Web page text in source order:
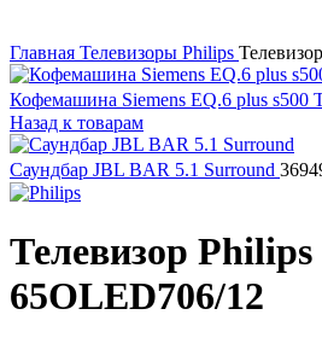
Главная Телевизоры Philips
Кофемашина Siemens EQ.6 plus s500
Назад к товарам
Саундбар JBL BAR 5.1 Surround
Телевизор Philips
65OLED706/12